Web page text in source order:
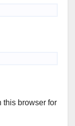
this browser for